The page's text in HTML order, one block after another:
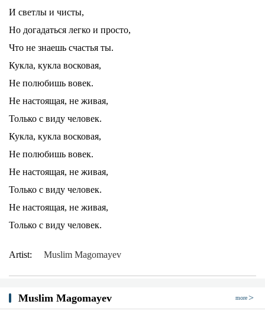
И светлы и чисты,
Но догадаться легко и просто,
Что не знаешь счастья ты.
Кукла, кукла восковая,
Не полюбишь вовек.
Не настоящая, не живая,
Только с виду человек.
Кукла, кукла восковая,
Не полюбишь вовек.
Не настоящая, не живая,
Только с виду человек.
Не настоящая, не живая,
Только с виду человек.
Artist: Muslim Magomayev
Muslim Magomayev more